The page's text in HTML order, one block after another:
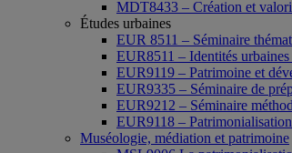
MDT8433 – Création et
Études urbaines
EUR 8511 – Séminaire
EUR8511 – Identités
EUR9119 – Patrimoine et
EUR9335 – Séminaire de
EUR9212 – Séminaire
EUR9118 –
Muséologie, médiation et patrimoine